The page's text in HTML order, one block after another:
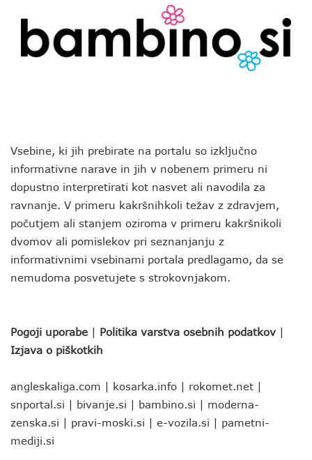
Vsebine, ki jih prebirate na portalu so izključno
informativne narave in jih v nobenem primeru ni
dopustno interpretirati kot nasvet ali navodila za
ravnanje. V primeru kakršnihkoli težav z zdravjem,
počutjem ali stanjem oziroma v primeru kakršnikoli
dvomov ali pomislekov pri seznanjanju z
informativnimi vsebinami portala predlagamo, da se
nemudoma posvetujete s strokovnjakom.
Pogoji uporabe | Politika varstva osebnih podatkov |
Izjava o piškotkih
angleskaliga.com | kosarka.info | rokomet.net |
snportal.si | bivanje.si | bambino.si | moderna-
zenska.si | pravi-moski.si | e-vozila.si | pametni-
mediji.si